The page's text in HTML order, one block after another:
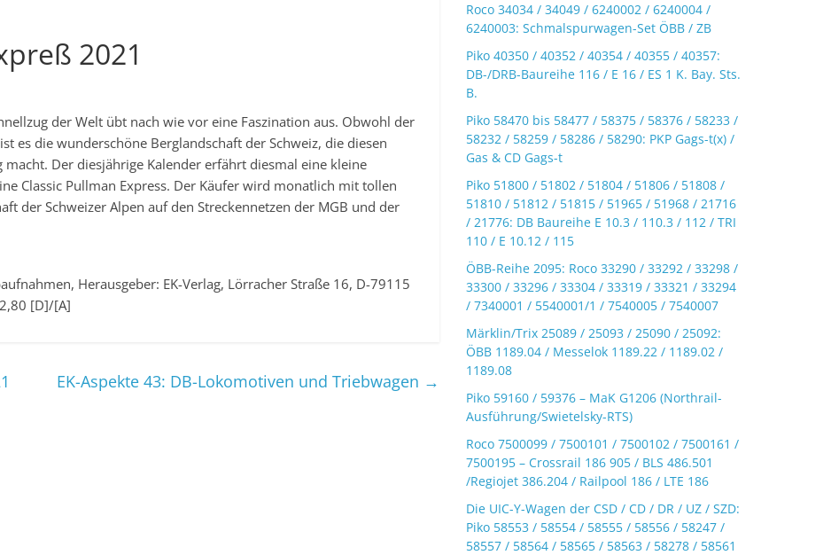
2021
der Welt übt nach wie vor eine Faszination aus. Obwohl der
es die wunderschöne Berglandschaft der Schweiz, die diesen
Der diesjährige Kalender erfährt diesmal eine kleine
Classic Pullman Express. Der Käufer wird monatlich mit tollen
der Schweizer Alpen auf den Streckennetzen der MGB und der
Herausgeber: EK-Verlag, Lörracher Straße 16, D-79115
[D]/[A]
EK-Aspekte 43: DB-Lokomotiven und Triebwagen →
Roco 34034 / 34049 / 6240002 / 6240004 /
6240003: Schmalspurwagen-Set ÖBB / ZB
Piko 40350 / 40352 / 40354 / 40355 / 40357:
DB-/DRB-Baureihe 116 / E 16 / ES 1 K. Bay. Sts.
B.
Piko 58470 bis 58477 / 58375 / 58376 / 58233 /
58232 / 58259 / 58286 / 58290: PKP Gags-t(x) /
Gas & CD Gags-t
Piko 51800 / 51802 / 51804 / 51806 / 51808 /
51810 / 51812 / 51815 / 51965 / 51968 / 21716
/ 21776: DB Baureihe E 10.3 / 110.3 / 112 / TRI
110 / E 10.12 / 115
ÖBB-Reihe 2095: Roco 33290 / 33292 / 33298 /
33300 / 33296 / 33304 / 33319 / 33321 / 33294
/ 7340001 / 5540001/1 / 7540005 / 7540007
Märklin/Trix 25089 / 25093 / 25090 / 25092:
ÖBB 1189.04 / Messelok 1189.22 / 1189.02 /
1189.08
Piko 59160 / 59376 – MaK G1206 (Northrail-
Ausführung/Swietelsky-RTS)
Roco 7500099 / 7500101 / 7500102 / 7500161 /
7500195 – Crossrail 186 905 / BLS 486.501
/Regiojet 386.204 / Railpool 186 / LTE 186
Die UIC-Y-Wagen der CSD / CD / DR / UZ / SZD:
Piko 58553 / 58554 / 58555 / 58556 / 58247 /
58557 / 58564 / 58565 / 58563 / 58278 / 58561